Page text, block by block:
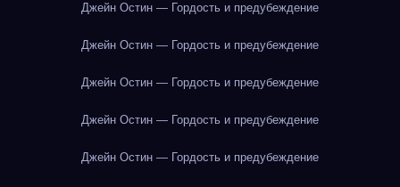
Джейн Остин — Гордость и предубеждение
Джейн Остин — Гордость и предубеждение
Джейн Остин — Гордость и предубеждение
Джейн Остин — Гордость и предубеждение
Джейн Остин — Гордость и предубеждение